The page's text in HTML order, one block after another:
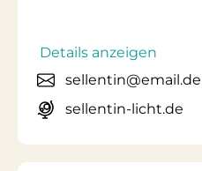
Details anzeigen
sellentin@email.de
sellentin-licht.de